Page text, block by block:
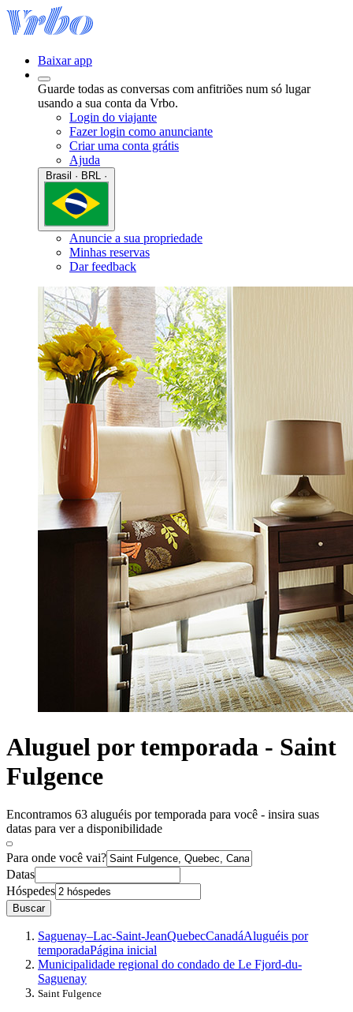
Baixar app
Guarde todas as conversas com anfitriões num só lugar
usando a sua conta da Vrbo.
Login do viajante
Fazer login como anunciante
Criar uma conta grátis
Ajuda
Anuncie a sua propriedade
Minhas reservas
Dar feedback
Aluguel por temporada - Saint
Fulgence
Encontramos 63 aluguéis por temporada para você - insira suas
datas para ver a disponibilidade
Para onde você vai?
Datas
Hóspedes
Buscar
Saguenay–Lac-Saint-JeanQuebecCanadáAluguéis por
temporadaPágina inicial
Municipalidade regional do condado de Le Fjord-du-
Saguenay
Saint Fulgence